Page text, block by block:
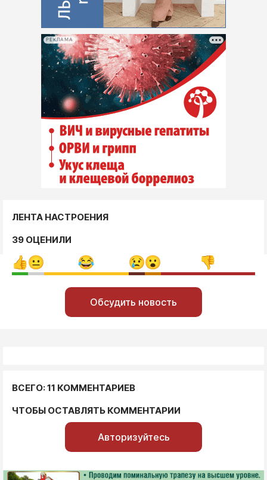
РЕКЛАМА
ЛЕНТА НАСТРОЕНИЯ
39 ОЦЕНИЛИ
Обсудить новость
ВСЕГО: 11 КОММЕНТАРИЕВ
ЧТОБЫ ОСТАВЛЯТЬ КОММЕНТАРИИ
Авторизуйтесь